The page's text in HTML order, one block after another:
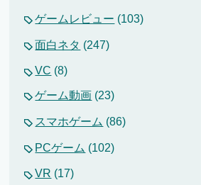
ゲームレビュー (103)
面白ネタ (247)
VC (8)
ゲーム動画 (23)
スマホゲーム (86)
PCゲーム (102)
VR (17)